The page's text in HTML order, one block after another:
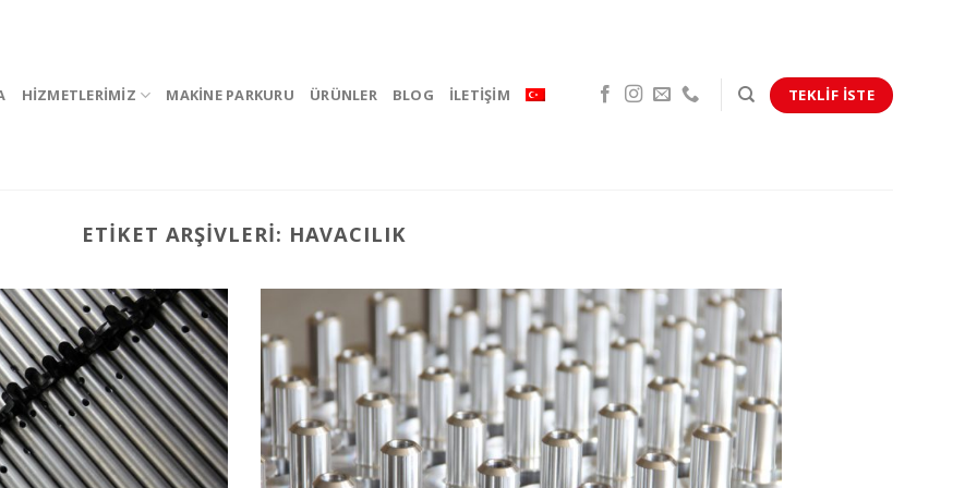
HIZMETLERIMIZ MAKINE PARKURU ÜRÜNLER BLOG İLETIŞIM TEKLIF İSTE
ETIKET ARŞIVLERI: HAVACILIK